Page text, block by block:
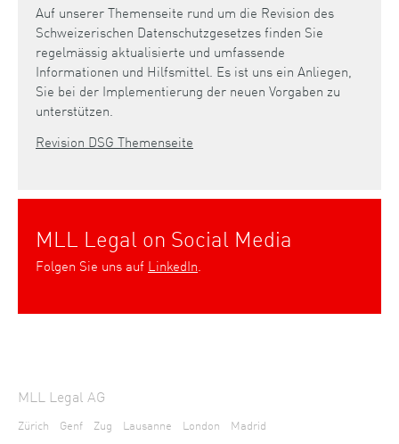
Auf unserer Themenseite rund um die Revision des
Schweizerischen Datenschutzgesetzes finden Sie
regelmässig aktualisierte und umfassende
Informationen und Hilfsmittel. Es ist uns ein Anliegen,
Sie bei der Implementierung der neuen Vorgaben zu
unterstützen.
Revision DSG Themenseite
MLL Legal on Social Media
Folgen Sie uns auf LinkedIn.
MLL Legal AG
Zürich Genf Zug Lausanne London Madrid